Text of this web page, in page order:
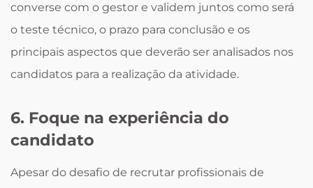
converse com o gestor e validem juntos como será
o teste técnico, o prazo para conclusão e os
principais aspectos que deverão ser analisados nos
candidatos para a realização da atividade.
6. Foque na experiência do
candidato
Apesar do desafio de recrutar profissionais de